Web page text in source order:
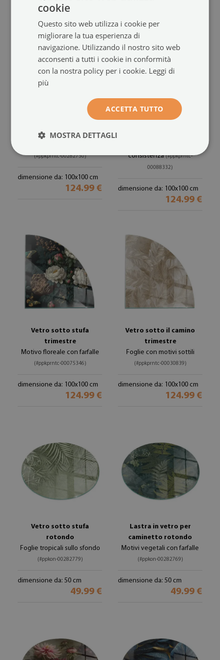
trimestre
(#ppkprntc-00282730)
dimensione da: 100x100 cm
124.99 €
consistenza(#ppkprntc-
00088332)
dimensione da: 100x100 cm
124.99 €
Vetro sotto stufa
trimestre
Motivo floreale con farfalle
(#ppkprntc-00075346)
dimensione da: 100x100 cm
124.99 €
Vetro sotto il camino
trimestre
Foglie con motivi sottili
(#ppkprntc-00030839)
dimensione da: 100x100 cm
124.99 €
Vetro sotto stufa
rotondo
Foglie tropicali sullo sfondo
(#ppkon-00282779)
dimensione da: 50 cm
49.99 €
Lastra in vetro per
caminetto rotondo
Motivi vegetali con farfalle
(#ppkon-00282769)
dimensione da: 50 cm
49.99 €
cookie
Questo sito web utilizza i cookie per
migliorare la tua esperienza di
navigazione. Utilizzando il nostro sito web
acconsenti a tutti i cookie in conformità
con la nostra policy per i cookie. Leggi di
più
ACCETTA TUTTO
MOSTRA DETTAGLI